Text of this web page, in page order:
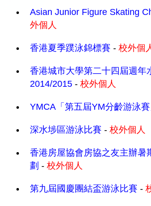
Asian Junior Figure Skating
外個人
香港夏季蹼泳錦標賽 - 校外個
香港城市大學第二十四屆週年
2014/2015 - 校外個人
YMCA「第五屆YM分齡游泳賽
深水埗區游泳比賽 - 校外個人
香港房屋協會房協之友主辦暑
劃 - 校外個人
第九屆國慶團結盃游泳比賽 -